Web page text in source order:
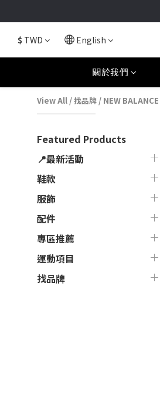
$ TWD English
關於我們
View All /找品牌 / NEW BALANCE
Featured Products
📍最新活動
鞋款
服飾
配件
專區推薦
運動項目
找品牌